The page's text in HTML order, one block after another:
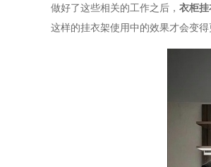
做好了这些相关的工作之后， 衣柜挂
这样的挂衣架使用中的效果才会变